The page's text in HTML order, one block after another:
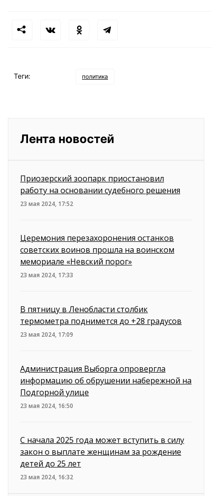
Теги: политика
Лента новостей
Приозерский зоопарк приостановил
работу на основании судебного решения
23 мая 2024, 17:52
Церемония перезахоронения останков
советских воинов прошла на воинском
мемориале «Невский порог»
23 мая 2024, 17:33
В пятницу в Ленобласти столбик
термометра поднимется до +28 градусов
23 мая 2024, 17:09
Администрация Выборга опровергла
информацию об обрушении набережной на
Подгорной улице
23 мая 2024, 16:50
С начала 2025 года может вступить в силу
закон о выплате женщинам за рождение
детей до 25 лет
23 мая 2024, 16:32